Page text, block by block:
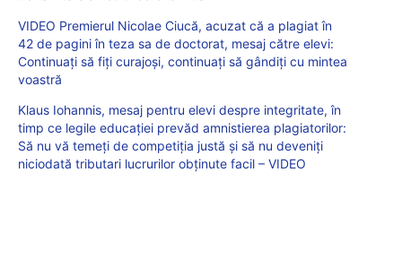
VIDEO Premierul Nicolae Ciucă, acuzat că a plagiat în
42 de pagini în teza sa de doctorat, mesaj către elevi:
Continuați să fiți curajoși, continuați să gândiți cu mintea
voastră
Klaus Iohannis, mesaj pentru elevi despre integritate, în
timp ce legile educației prevăd amnistierea plagiatorilor:
Să nu vă temeți de competiția justă și să nu deveniți
niciodată tributari lucrurilor obținute facil – VIDEO